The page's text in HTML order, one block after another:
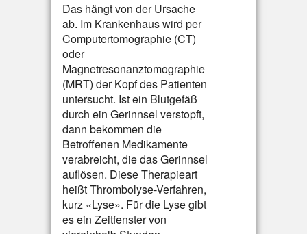
Das hängt von der Ursache
ab. Im Krankenhaus wird per
Computertomographie (CT)
oder
Magnetresonanztomographie
(MRT) der Kopf des Patienten
untersucht. Ist ein Blutgefäß
durch ein Gerinnsel verstopft,
dann bekommen die
Betroffenen Medikamente
verabreicht, die das Gerinnsel
auflösen. Diese Therapieart
heißt Thrombolyse-Verfahren,
kurz «Lyse». Für die Lyse gibt
es ein Zeitfenster von